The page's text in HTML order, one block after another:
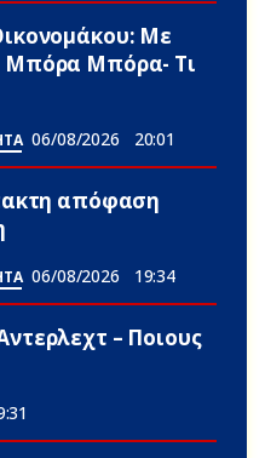
Με
Μπόρα Μπόρα- Τι
06/08/2026 20:01
απόφαση
06/08/2026 19:34
– Ποιους